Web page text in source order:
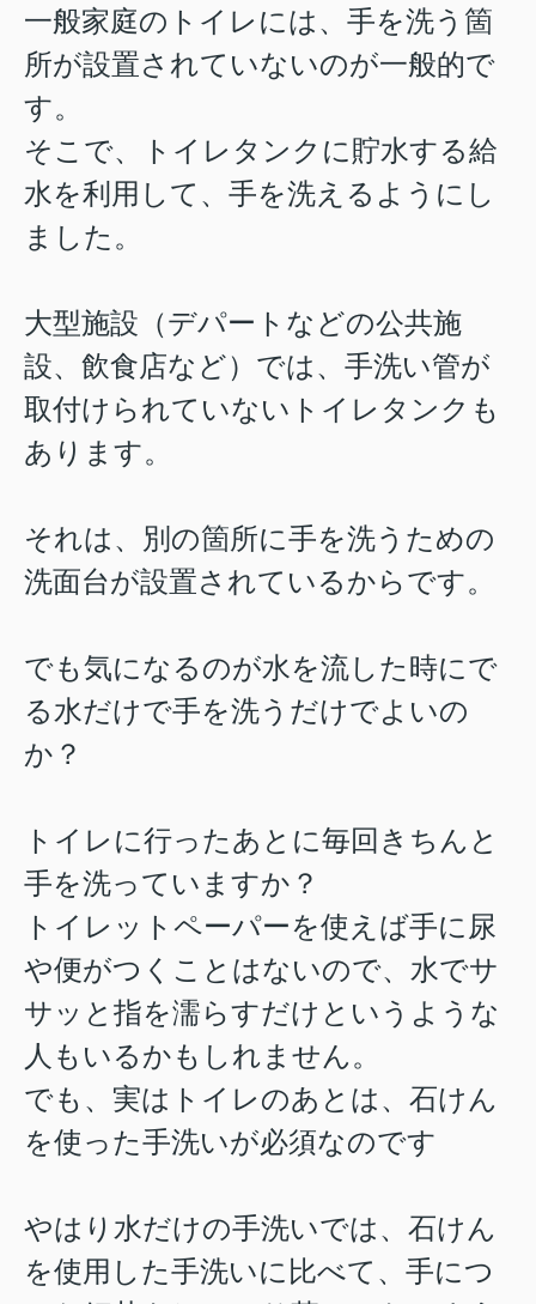
一般家庭のトイレには、手を洗う箇
所が設置されていないのが一般的で
す。
そこで、トイレタンクに貯水する給
水を利用して、手を洗えるようにし
ました。
大型施設（デパートなどの公共施
設、飲食店など）では、手洗い管が
取付けられていないトイレタンクも
あります。
それは、別の箇所に手を洗うための
洗面台が設置されているからです。
でも気になるのが水を流した時にで
る水だけで手を洗うだけでよいの
か？
トイレに行ったあとに毎回きちんと
手を洗っていますか？
トイレットペーパーを使えば手に尿
や便がつくことはないので、水でサ
サッと指を濡らすだけというような
人もいるかもしれません。
でも、実はトイレのあとは、石けん
を使った手洗いが必須なのです
やはり水だけの手洗いでは、石けん
を使用した手洗いに比べて、手につ